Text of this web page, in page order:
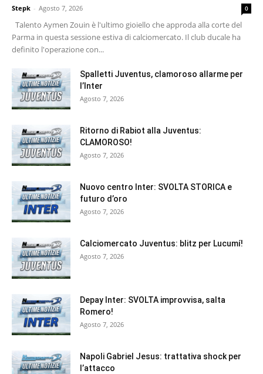
Stepk - Agosto 7, 2026 0
Talento Aymen Zouin è l'ultimo gioiello che approda alla corte del
Parma in questa sessione estiva di calciomercato. Il club ducale ha
definito l'operazione con...
Spalletti Juventus, clamoroso allarme per
l’Inter
Agosto 7, 2026
Ritorno di Rabiot alla Juventus:
CLAMOROSO!
Agosto 7, 2026
Nuovo centro Inter: SVOLTA STORICA e
futuro d’oro
Agosto 7, 2026
Calciomercato Juventus: blitz per Lucumí!
Agosto 7, 2026
Depay Inter: SVOLTA improvvisa, salta
Romero!
Agosto 7, 2026
Napoli Gabriel Jesus: trattativa shock per
l’attacco